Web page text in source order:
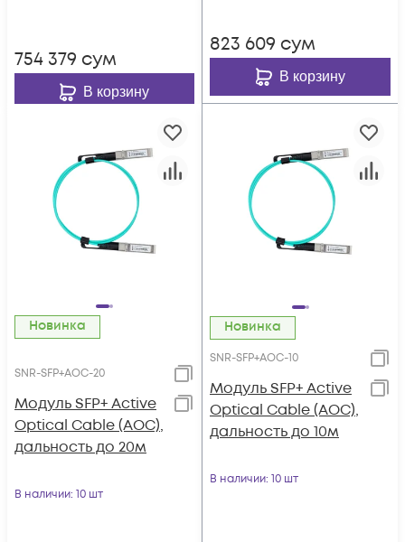
754 379 сум
В корзину
823 609 сум
В корзину
Новинка
SNR-SFP+AOC-20
Модуль SFP+ Active
Optical Cable (AOC),
дальность до 20м
В наличии: 10 шт
Новинка
SNR-SFP+AOC-10
Модуль SFP+ Active
Optical Cable (AOC),
дальность до 10м
В наличии: 10 шт